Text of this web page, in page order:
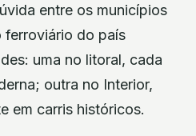
entre os municípios
ferroviário do país
uma no litoral, cada
outra no Interior,
em carris históricos.